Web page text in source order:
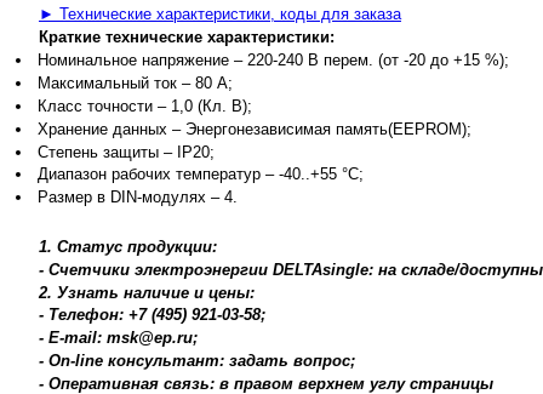
► Технические характеристики, коды для заказа
Краткие технические характеристики:
Номинальное напряжение – 220-240 В перем. (от -20 до +15 %);
Максимальный ток – 80 А;
Класс точности – 1,0 (Кл. B);
Хранение данных – Энергонезависимая память(EEPROM);
Степень защиты – IP20;
Диапазон рабочих температур – -40..+55 °C;
Размер в DIN-модулях – 4.
1. Статус продукции:
- Счетчики электроэнергии DELTAsingle: на складе/
2. Узнать наличие и цены:
- Телефон: +7 (495) 921-03-58;
- E-mail: msk@ep.ru;
- On-line консультант: задать вопрос;
- Оперативная связь: в правом верхнем углу страницы